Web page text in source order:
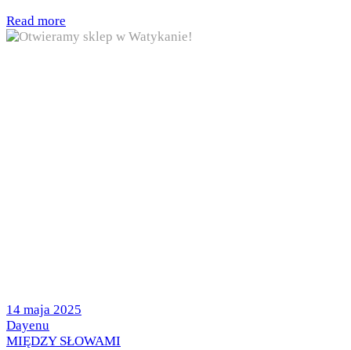
Read more
Posted
on
14 maja 2025
by
Dayenu
Posted
MIĘDZY SŁOWAMI